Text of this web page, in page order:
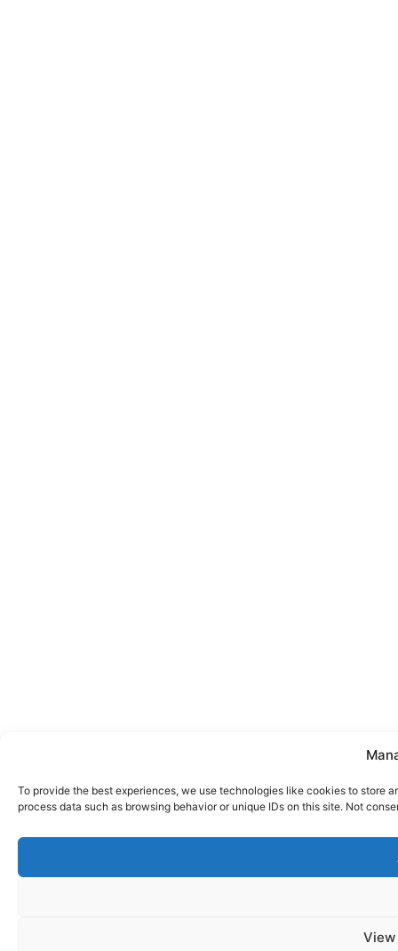
To provide the best experiences, we use technologies like cookies to store
process data such as browsing behavior or unique IDs on this site. Not